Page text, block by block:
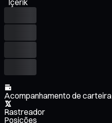
Acompanhamento de carteira
Rastreador
Posições